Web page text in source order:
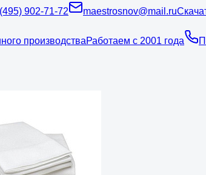
902-71-72 maestrosnov@mail.ru
производстваРаботаем с 2001 года